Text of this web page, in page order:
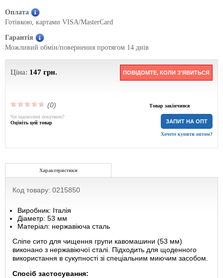
Оплата
Готівкою, картами VISA/MasterCard
Гарантія
Можливий обмін/повернення протягом 14 днів
Ціна: 147 грн. ПОВІДОМТЕ, КОЛИ З'ЯВИТЬСЯ
(0) Товар закінчився
ЗАПИТ НА ОПТ
Хочете купити оптом?
Чи задоволені покупкою?
Оцініть цей товар
Характеристики
Код товару: 0215850
Виробник: Італія
Діаметр: 53 мм
Матеріал: нержавіюча сталь
Сліпе сито для чищення групи кавомашини (53 мм)
виконано з нержавіючої сталі. Підходить для щоденного
використання в сукупності зі спеціальним миючим засобом.
Спосіб застосування: